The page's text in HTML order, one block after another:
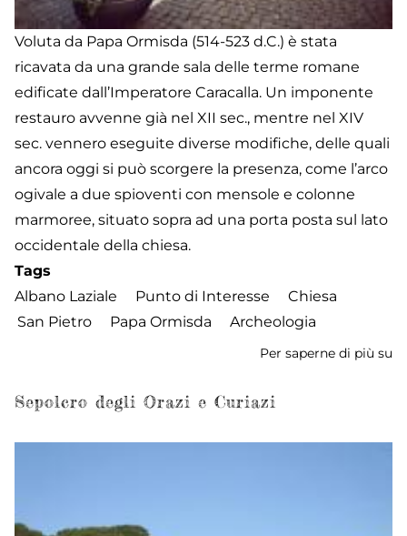
Voluta da Papa Ormisda (514-523 d.C.) è stata
ricavata da una grande sala delle terme romane
edificate dall’Imperatore Caracalla. Un imponente
restauro avvenne già nel XII sec., mentre nel XIV
sec. vennero eseguite diverse modifiche, delle quali
ancora oggi si può scorgere la presenza, come l’arco
ogivale a due spioventi con mensole e colonne
marmoree, situato sopra ad una porta posta sul lato
occidentale della chiesa.
Tags
Albano Laziale
Punto di Interesse
Chiesa
San Pietro
Papa Ormisda Archeologia
Per saperne di più su
Sepolcro degli Orazi e Curiazi